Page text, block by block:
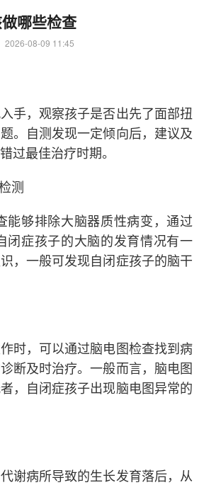
哪些检查
2026-08-09 11:45
手，观察孩子是否出先了面部扭
。自测发现一定倾向后，建议及
过最佳治疗时期。
测
能够排除大脑器质性病变，通过
闭症孩子的大脑的发育情况有一
，一般可发现自闭症孩子的脑干
时，可以通过脑电图检查找到病
断及时治疗。一般而言，脑电图
，自闭症孩子出现脑电图异常的
谢病所导致的生长发育落后，从